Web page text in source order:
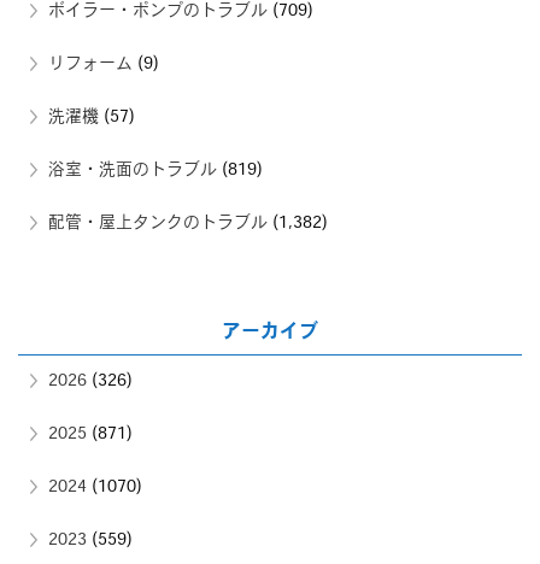
ボイラー・ポンプのトラブル (709)
リフォーム (9)
洗濯機 (57)
浴室・洗面のトラブル (819)
配管・屋上タンクのトラブル (1,382)
アーカイブ
2026 (326)
2025 (871)
2024 (1070)
2023 (559)